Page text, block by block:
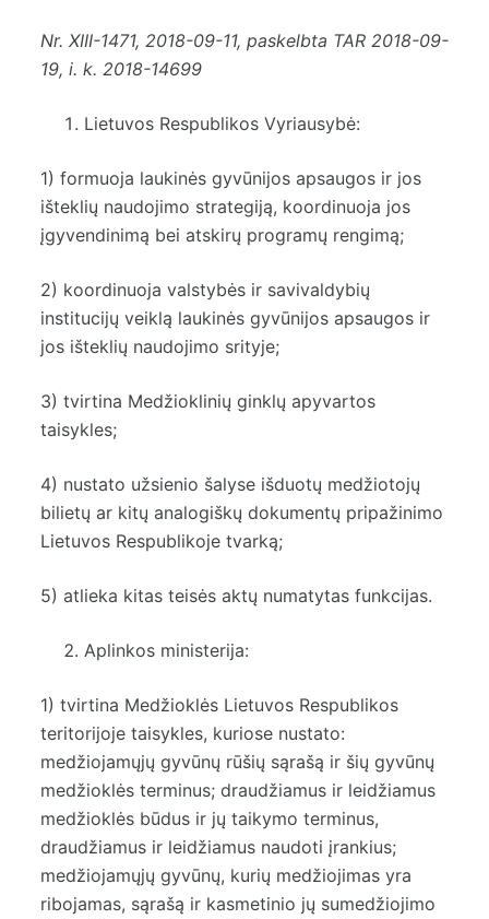
Nr. XIII-1471, 2018-09-11, paskelbta TAR 2018-09-
19, i. k. 2018-14699
Lietuvos Respublikos Vyriausybė:
1) formuoja laukinės gyvūnijos apsaugos ir jos
išteklių naudojimo strategiją, koordinuoja jos
įgyvendinimą bei atskirų programų rengimą;
2) koordinuoja valstybės ir savivaldybių
institucijų veiklą laukinės gyvūnijos apsaugos ir
jos išteklių naudojimo srityje;
3) tvirtina Medžioklinių ginklų apyvartos
taisykles;
4) nustato užsienio šalyse išduotų medžiotojų
bilietų ar kitų analogiškų dokumentų pripažinimo
Lietuvos Respublikoje tvarką;
5) atlieka kitas teisės aktų numatytas funkcijas.
Aplinkos ministerija:
1) tvirtina Medžioklės Lietuvos Respublikos
teritorijoje taisykles, kuriose nustato:
medžiojamųjų gyvūnų rūšių sąrašą ir šių gyvūnų
medžioklės terminus; draudžiamus ir leidžiamus
medžioklės būdus ir jų taikymo terminus,
draudžiamus ir leidžiamus naudoti įrankius;
medžiojamųjų gyvūnų, kurių medžiojimas yra
ribojamas, sąrašą ir kasmetinio jų sumedžiojimo